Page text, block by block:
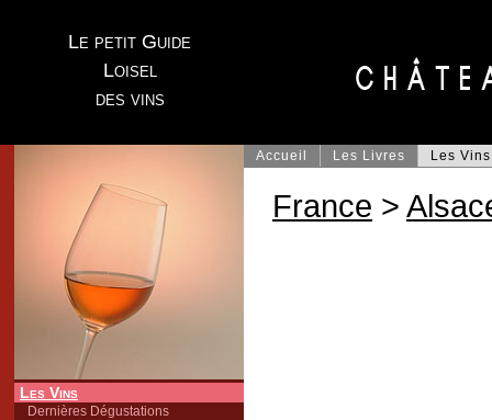
Le petit Guide
Loisel
des vins
Les Vins
Dernières Dégustations
Accueil Les Livres Les Vins
France >